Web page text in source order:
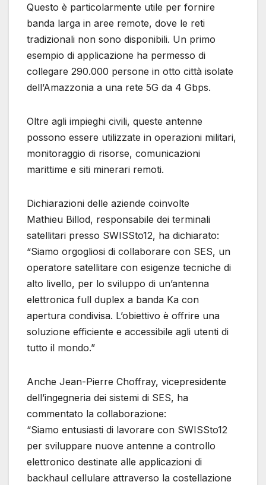
Questo è particolarmente utile per fornire
banda larga in aree remote, dove le reti
tradizionali non sono disponibili. Un primo
esempio di applicazione ha permesso di
collegare 290.000 persone in otto città isolate
dell’Amazzonia a una rete 5G da 4 Gbps.
Oltre agli impieghi civili, queste antenne
possono essere utilizzate in operazioni militari,
monitoraggio di risorse, comunicazioni
marittime e siti minerari remoti.
Dichiarazioni delle aziende coinvolte
Mathieu Billod, responsabile dei terminali
satellitari presso SWISSto12, ha dichiarato:
“Siamo orgogliosi di collaborare con SES, un
operatore satellitare con esigenze tecniche di
alto livello, per lo sviluppo di un’antenna
elettronica full duplex a banda Ka con
apertura condivisa. L’obiettivo è offrire una
soluzione efficiente e accessibile agli utenti di
tutto il mondo.”
Anche Jean-Pierre Choffray, vicepresidente
dell’ingegneria dei sistemi di SES, ha
commentato la collaborazione:
“Siamo entusiasti di lavorare con SWISSto12
per sviluppare nuove antenne a controllo
elettronico destinate alle applicazioni di
backhaul cellulare attraverso la costellazione